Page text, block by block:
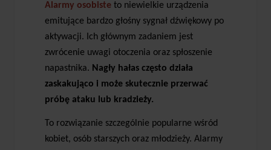
Alarmy osobiste to niewielkie urządzenia
emitujące bardzo głośny sygnał dźwiękowy po
aktywacji. Ich głównym zadaniem jest
zwrócenie uwagi otoczenia oraz spłoszenie
napastnika. Nagły hałas często działa
zaskakująco i może skutecznie przerwać
próbę ataku lub kradzieży.
To rozwiązanie szczególnie popularne wśród
kobiet, osób starszych oraz młodzieży. Alarmy